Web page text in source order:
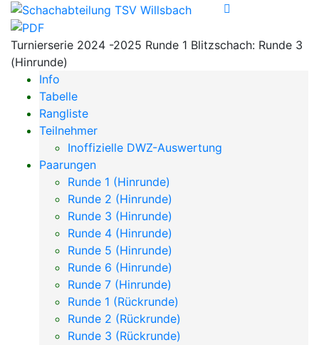
Turnierserie 2024 -2025 Runde 1 Blitzschach: Runde 3
(Hinrunde)
Info
Tabelle
Rangliste
Teilnehmer
Inoffizielle DWZ-Auswertung
Paarungen
Runde 1 (Hinrunde)
Runde 2 (Hinrunde)
Runde 3 (Hinrunde)
Runde 4 (Hinrunde)
Runde 5 (Hinrunde)
Runde 6 (Hinrunde)
Runde 7 (Hinrunde)
Runde 1 (Rückrunde)
Runde 2 (Rückrunde)
Runde 3 (Rückrunde)